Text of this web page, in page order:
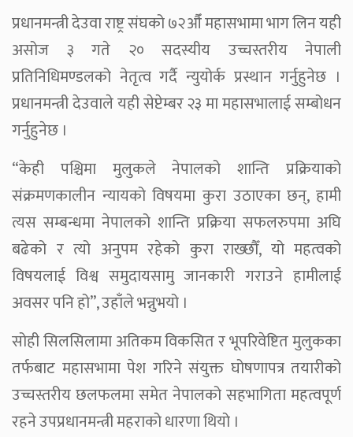
प्रधानमन्त्री देउवा राष्ट्र संघको ७२औँ महासभामा भाग लिन यही
असोज ३ गते २० सदस्यीय उच्चस्तरीय नेपाली
प्रतिनिधिमण्डलको नेतृत्व गर्दै न्युयोर्क प्रस्थान गर्नुहुनेछ ।
प्रधानमन्त्री देउवाले यही सेप्टेम्बर २३ मा महासभालाई सम्बोधन
गर्नुहुनेछ ।
“केही पश्चिमा मुलुकले नेपालको शान्ति प्रक्रियाको
संक्रमणकालीन न्यायको विषयमा कुरा उठाएका छन्, हामी
त्यस सम्बन्धमा नेपालको शान्ति प्रक्रिया सफलरुपमा अघि
बढेको र त्यो अनुपम रहेको कुरा राख्छौँ, यो महत्वको
विषयलाई विश्व समुदायसामु जानकारी गराउने हामीलाई
अवसर पनि हो”, उहाँले भन्नुभयो ।
सोही सिलसिलामा अतिकम विकसित र भूपरिवेष्टित मुलुकका
तर्फबाट महासभामा पेश गरिने संयुक्त घोषणापत्र तयारीको
उच्चस्तरीय छलफलमा समेत नेपालको सहभागिता महत्वपूर्ण
रहने उपप्रधानमन्त्री महराको धारणा थियो ।